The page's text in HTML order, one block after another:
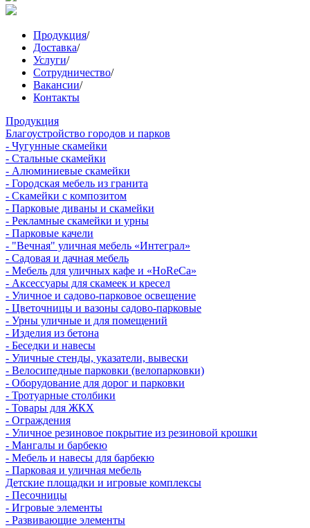
Продукция/
Доставка/
Услуги/
Сотрудничество/
Вакансии/
Контакты
Продукция
Благоустройство городов и парков
- Чугунные скамейки
- Стальные скамейки
- Алюминиевые скамейки
- Городская мебель из гранита
- Скамейки с композитом
- Парковые диваны и скамейки
- Рекламные скамейки и урны
- Парковые качели
- "Вечная" уличная мебель «Интеграл»
- Садовая и дачная мебель
- Мебель для уличных кафе и «HoReCa»
- Аксессуары для скамеек и кресел
- Уличное и садово-парковое освещение
- Цветочницы и вазоны садово-парковые
- Урны уличные и для помещений
- Изделия из бетона
- Беседки и навесы
- Уличные стенды, указатели, вывески
- Велосипедные парковки (велопарковки)
- Оборудование для дорог и парковки
- Тротуарные столбики
- Товары для ЖКХ
- Ограждения
- Уличное резиновое покрытие из резиновой крошки
- Мангалы и барбекю
- Мебель и навесы для барбекю
- Парковая и уличная мебель
Детские площадки и игровые комплексы
- Песочницы
- Игровые элементы
- Развивающие элементы